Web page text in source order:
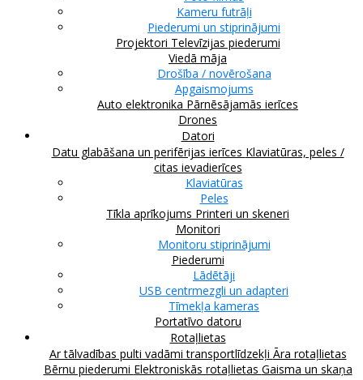
Kameru futrāļi
Piederumi un stiprinājumi
Projektori Televīzijas piederumi
Viedā māja
Drošība / novērošana
Apgaismojums
Auto elektronika Pārnēsājamās ierīces
Drones
Datori
Datu glabāšana un perifērijas ierīces Klaviatūras, peles /
citas ievadierīces
Klaviatūras
Peles
Tīkla aprīkojums Printeri un skeneri
Monitori
Monitoru stiprinājumi
Piederumi
Lādētāji
USB centrmezgli un adapteri
Tīmekļa kameras
Portatīvo datoru
Rotaļlietas
Ar tālvadības pulti vadāmi transportlīdzekļi Āra rotaļlietas
Bērnu piederumi Elektroniskās rotaļlietas Gaisma un skaņa